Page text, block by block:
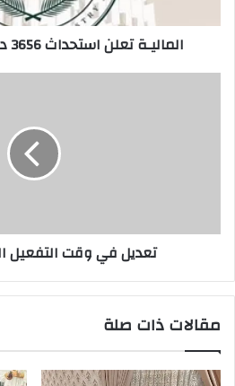
الماليـة تعلن استحداث 3656 درجة وظيفية جديدة
تعديل في وقت التفعيل
مقالات ذات صلة